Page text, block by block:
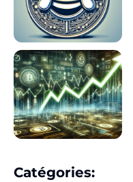
Catégories: